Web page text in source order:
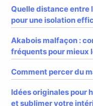
Quelle distance entre
pour une isolation
Akabois malfaçon :
fréquents pour mieux
Comment percer du
Idées originales pour
et sublimer votre